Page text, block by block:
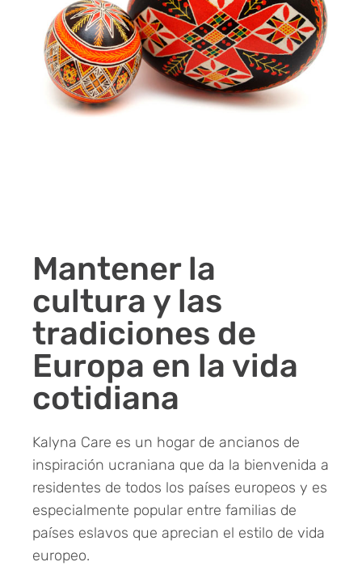
Mantener la
cultura y las
tradiciones de
Europa en la vida
cotidiana
Kalyna Care es un hogar de ancianos de
inspiración ucraniana que da la bienvenida a
residentes de todos los países europeos y es
especialmente popular entre familias de
países eslavos que aprecian el estilo de vida
europeo.